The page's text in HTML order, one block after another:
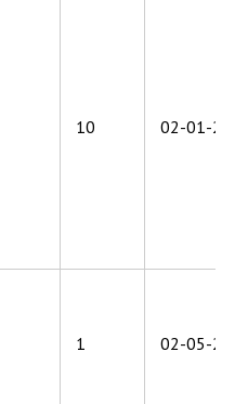
10 02-01-
1 02-05-